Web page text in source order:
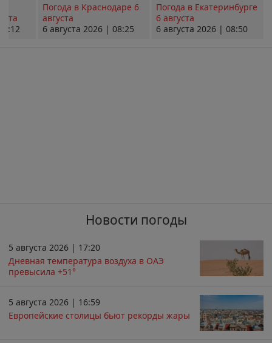
Погода в Краснодаре 6
августа
6 августа 2026 | 08:25
Погода в Екатеринбурге
6 августа
6 августа 2026 | 08:50
Новости погоды
5 августа 2026 | 17:20
Дневная температура воздуха в ОАЭ
превысила +51°
5 августа 2026 | 16:59
Европейские столицы бьют рекорды жары